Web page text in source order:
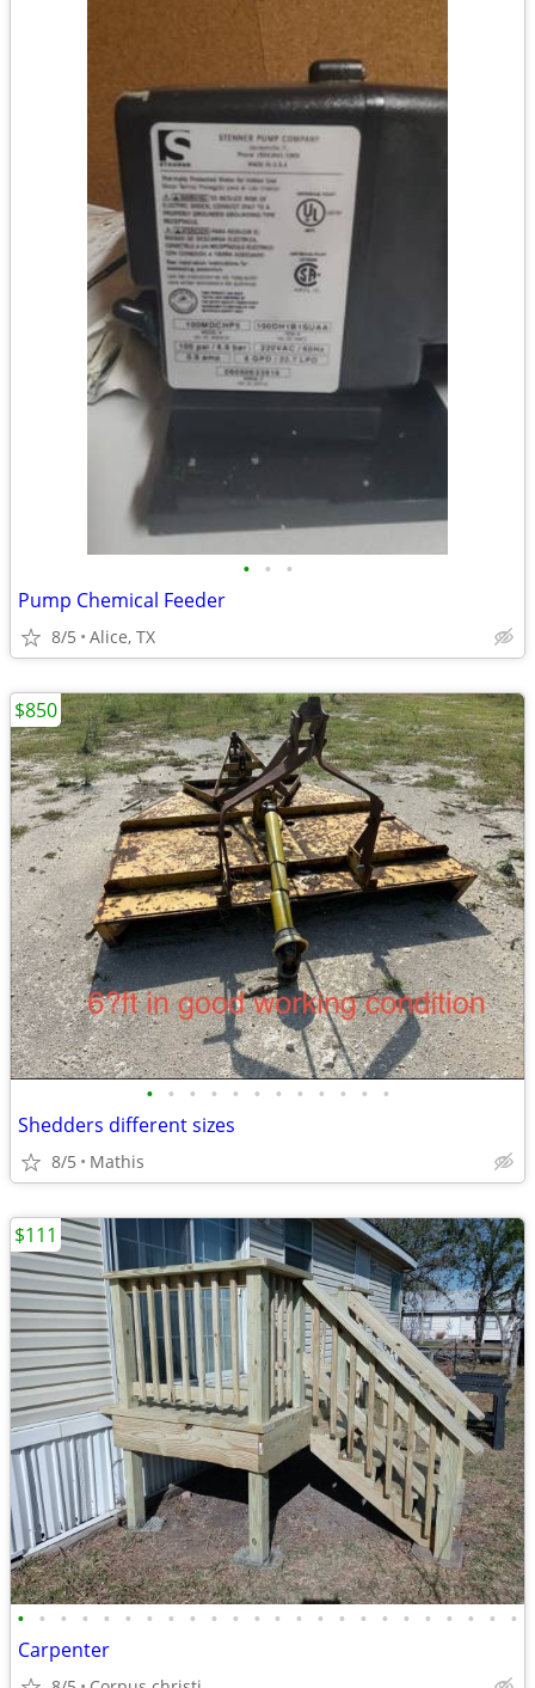
• • •
Pump Chemical Feeder
8/5 Alice, TX
• • • • • • • • • • • •
Shedders different sizes
8/5 Mathis
$850
• • • • • • • • • • • • • • • • • • • • • • • •
Carpenter
$111